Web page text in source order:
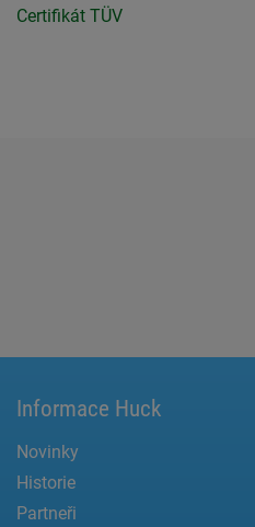
Certifikát TÜV
Informace Huck
Novinky
Historie
Partneři